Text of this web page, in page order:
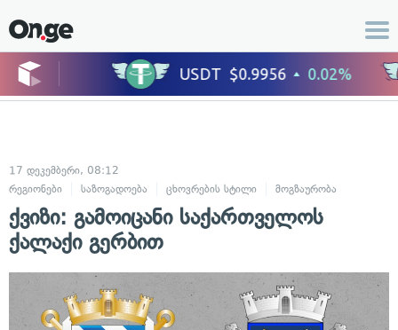
17 დეკემბერი, 08:12
რეგიონები
საზოგადოება ცხოვრების სტილი მოგზაურობა
ქვიზი: გამოიცანი საქართველოს
ქალაქი გერბით